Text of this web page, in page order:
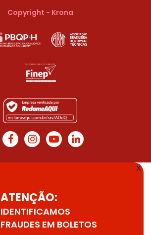
Copyright - Krona
X
ATENÇÃO:
IDENTIFICAMOS
FRAUDES EM BOLETOS